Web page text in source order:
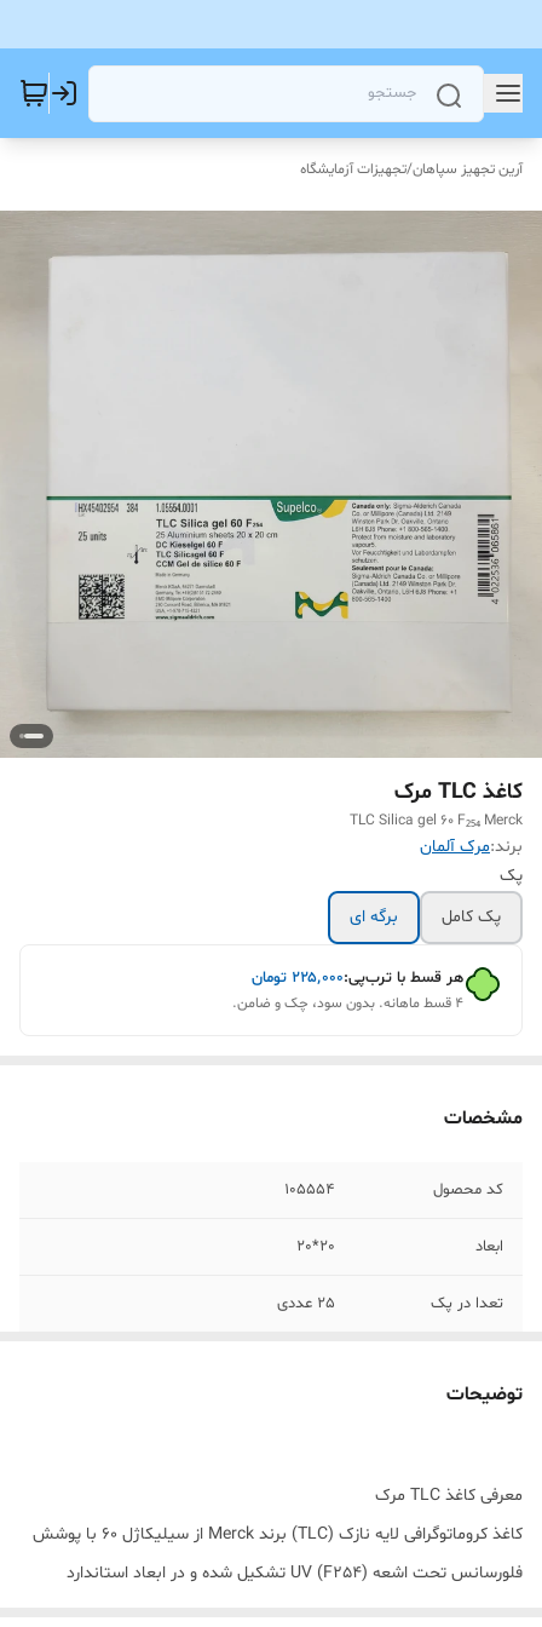
آرین تجهیز سپاهان/تجهیزات آزمایشگاه
کاغذ TLC مرک
TLC Silica gel 60 F₂₅₄ Merck
برند:مرک آلمان
پک
پک کامل
برگه ای
هر قسط با ترب‌پی:۲۲۵٬۰۰۰ تومان
۴ قسط ماهانه. بدون سود، چک و ضامن.
مشخصات
کد محصول 105554
ابعاد 20*20
تعدا در پک 25 عددی
توضیحات
معرفی کاغذ TLC مرک
کاغذ کروماتوگرافی لایه نازک (TLC) برند Merck از سیلیکاژل 60 با پوشش
فلورسانس تحت اشعه UV (F254) تشکیل شده و در ابعاد استاندارد